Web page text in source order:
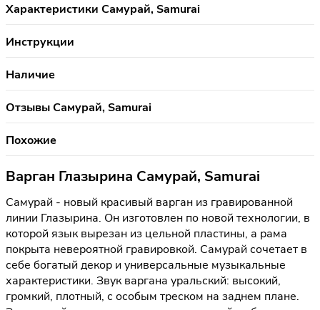
Характеристики Самурай, Samurai
Инструкции
Наличие
Отзывы Самурай, Samurai
Похожие
Варган Глазырина Самурай, Samurai
Самурай - новый красивый варган из гравированной
линии Глазырина. Он изготовлен по новой технологии, в
которой язык вырезан из цельной пластины, а рама
покрыта невероятной гравировкой. Самурай сочетает в
себе богатый декор и универсальные музыкальные
характеристики. Звук варгана уральский: высокий,
громкий, плотный, с особым треском на заднем плане.